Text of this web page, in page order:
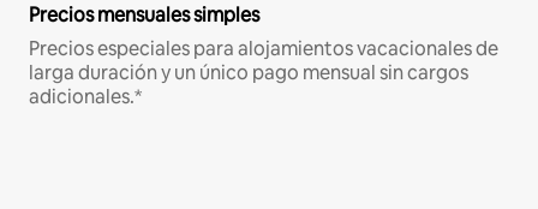
Precios mensuales simples
Precios especiales para alojamientos vacacionales de
larga duración y un único pago mensual sin cargos
adicionales.*